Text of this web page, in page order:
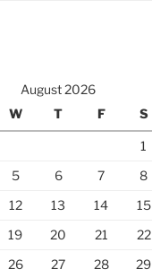
August 2026
W T F S
1
5 6 7 8
12 13 14 15
19 20 21 22
26 27 28 29